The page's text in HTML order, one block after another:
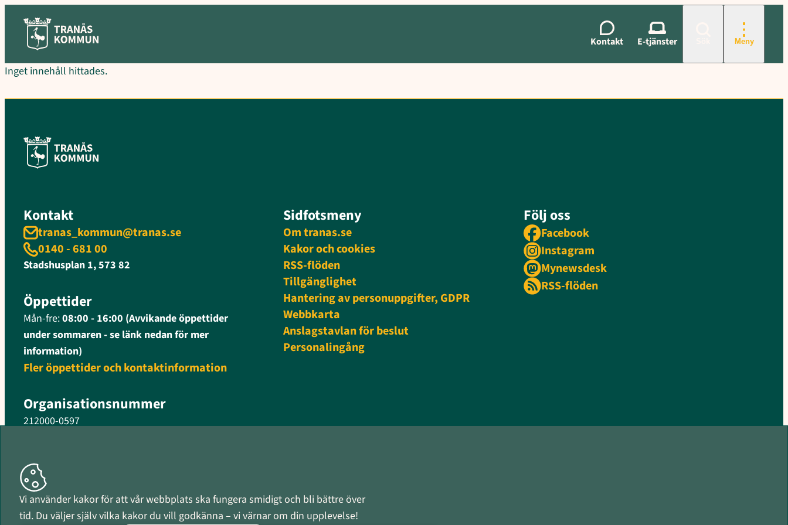
innehåll
Kontakt E-tjänster Meny
Inget innehåll hittades.
Kontakt
tranas_kommun@tranas.se
0140 - 681 00
Stadshusplan 1, 573 82
Öppettider
Mån-fre:08:00 - 16:00 (Avvikande öppettider
under sommaren - se länk nedan för mer
information)
Fler öppettider och kontaktinformation
Organisationsnummer
212000-0597
Sidfotsmeny
Om tranas.se
Kakor och cookies
RSS-flöden
Tillgänglighet
Hantering av personuppgifter, GDPR
Webbkarta
Anslagstavlan för beslut
Personalingång
Följ oss
Facebook
Instagram
Mynewsdesk
RSS-flöden
Vi använder kakor för att vår webbplats ska fungera smidigt och bli bättre över
tid. Du väljer själv vilka kakor du vill godkänna – vi värnar om din upplevelse!